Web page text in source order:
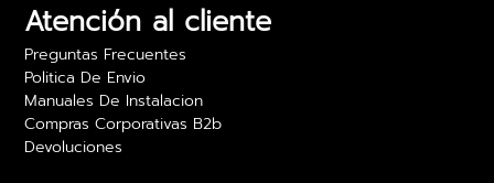
recomiendo para oficinas.
24 abril 2024
Daniela Martínez
Atención al cliente
Preguntas Frecuentes
Politica De Envio
Manuales De Instalacion
Compras Corporativas B2b
Devoluciones